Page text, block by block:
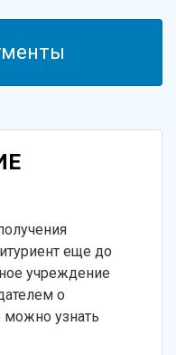
еще до
учреждение
о
можно узнать